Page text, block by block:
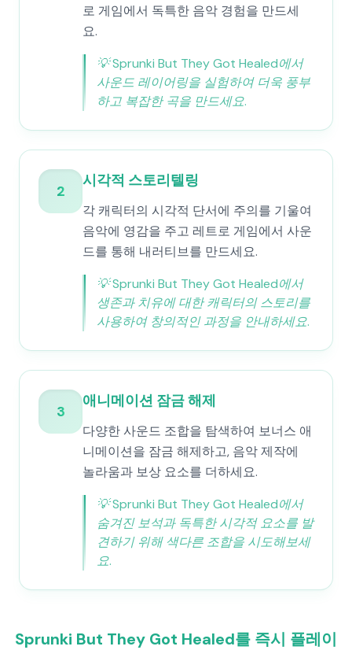
로 게임에서 독특한 음악 경험을 만드세
요.
💡Sprunki But They Got Healed에서
사운드 레이어링을 실험하여 더욱 풍부
하고 복잡한 곡을 만드세요.
2
시각적 스토리텔링
각 캐릭터의 시각적 단서에 주의를 기울여
음악에 영감을 주고 레트로 게임에서 사운
드를 통해 내러티브를 만드세요.
💡Sprunki But They Got Healed에서
생존과 치유에 대한 캐릭터의 스토리를
사용하여 창의적인 과정을 안내하세요.
3
애니메이션 잠금 해제
다양한 사운드 조합을 탐색하여 보너스 애
니메이션을 잠금 해제하고, 음악 제작에
놀라움과 보상 요소를 더하세요.
💡Sprunki But They Got Healed에서
숨겨진 보석과 독특한 시각적 요소를 발
견하기 위해 색다른 조합을 시도해보세
요.
Sprunki But They Got Healed를 즉시 플레이